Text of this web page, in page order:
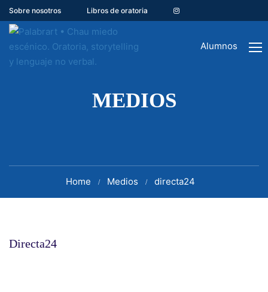
Sobre nosotros Libros de oratoria
Alumnos
MEDIOS
Home Medios directa24
Directa24